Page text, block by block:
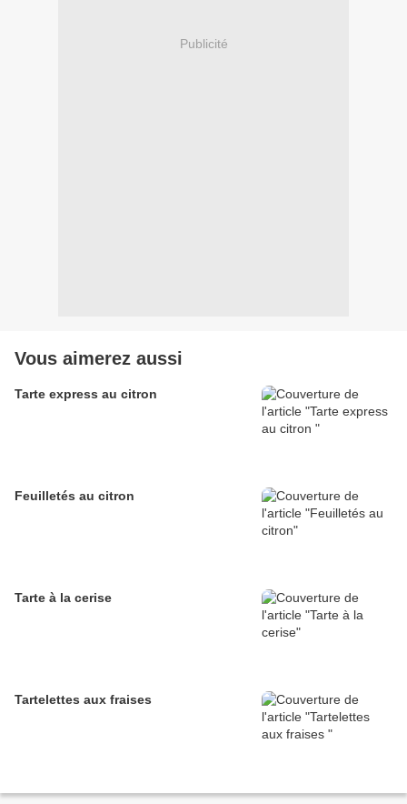
Publicité
Vous aimerez aussi
Tarte express au citron
Feuilletés au citron
Tarte à la cerise
Tartelettes aux fraises